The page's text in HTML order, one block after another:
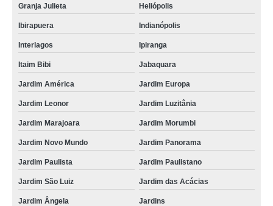
Granja Julieta Heliópolis
Ibirapuera Indianópolis
Interlagos Ipiranga
Itaim Bibi Jabaquara
Jardim América Jardim Europa
Jardim Leonor Jardim Luzitânia
Jardim Marajoara Jardim Morumbi
Jardim Novo Mundo Jardim Panorama
Jardim Paulista Jardim Paulistano
Jardim São Luiz Jardim das Acácias
Jardim Ângela Jardins